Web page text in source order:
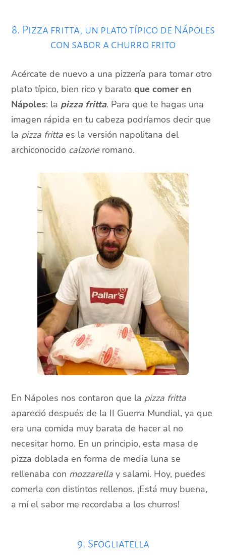
8. Pizza fritta, un plato típico de Nápoles
con sabor a churro frito
Acércate de nuevo a una pizzería para tomar otro
plato típico, bien rico y baratoque comer en
Nápoles: la pizza fritta. Para que te hagas una
imagen rápida en tu cabeza podríamos decir que
la pizza fritta es la versión napolitana del
archiconocido calzoneromano.
En Nápoles nos contaron que la pizza fritta
apareció después de la II Guerra Mundial, ya que
era una comida muy barata de hacer al no
necesitar horno. En un principio, esta masa de
pizza doblada en forma de media luna se
rellenaba con mozzarella y salami. Hoy, puedes
comerla con distintos rellenos. ¡Está muy buena,
a mí el sabor me recordaba a los churros!
9. Sfogliatella